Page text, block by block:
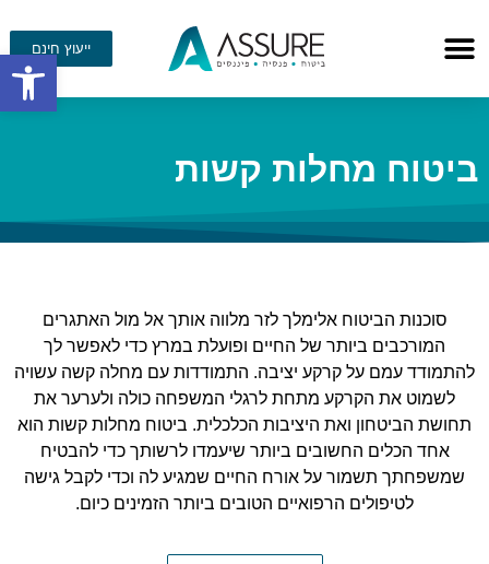
פתח
ייעוץ חינם
ביטוח מחלות קשות
סוכנות הביטוח אלימלך לזר מלווה אותך אל מול האתגרים
המורכבים ביותר של החיים ופועלת במרץ כדי לאפשר לך
להתמודד עמם על קרקע יציבה. התמודדות עם מחלה קשה עשויה
לשמוט את הקרקע מתחת לרגלי המשפחה כולה ולערער את
תחושת הביטחון ואת היציבות הכלכלית. ביטוח מחלות קשות הוא
אחד הכלים החשובים ביותר שיעמדו לרשותך כדי להבטיח
שמשפחתך תשמור על אורח החיים שמגיע לה וכדי לקבל גישה
לטיפולים הרפואיים הטובים ביותר הזמינים כיום.